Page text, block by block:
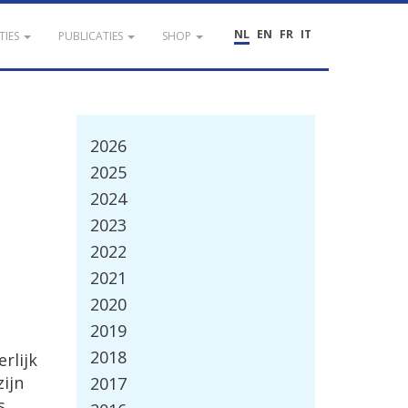
NL EN FR IT
PUBLICATIES SHOP
2026
2025
2024
2023
2022
2021
2020
2019
2018
2017